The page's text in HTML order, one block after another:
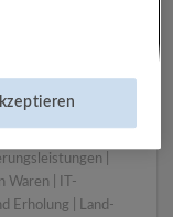
|
Waren | IT-
Erholung | Land-